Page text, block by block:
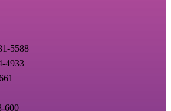
5588
4933
600